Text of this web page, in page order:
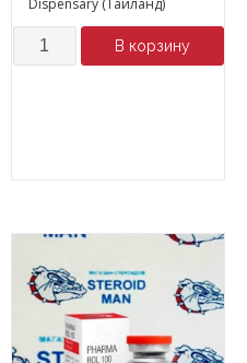
Dispensary (Таиланд)
Количество В корзину